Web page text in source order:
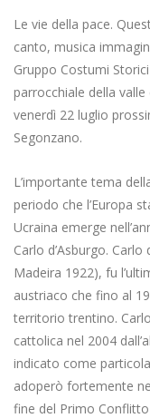
Le vie della pace.
canto, musica
Gruppo Costumi
parrocchiale della valle
venerdì 22 luglio
Segonzano.
L’importante tema
periodo che l’Europa
Ucraina emerge
Carlo d’Asburgo.
Madeira 1922), fu
austriaco che fino al
territorio trentino.
cattolica nel 2004
indicato come
adoperò fortemente
fine del Primo